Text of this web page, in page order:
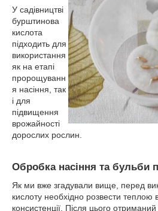
У садівництві
бурштинова
кислота
підходить для
використання
як на етапі
пророщуванн
я насіння, так
і для
підвищення
врожайності
дорослих рослин.
Обробка насіння та бульби
Як ми вже згадували вище, перед
кислоту необхідно розвести теплою
консистенції. Після цього